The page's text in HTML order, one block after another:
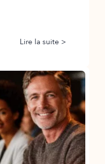
Lire la suite >